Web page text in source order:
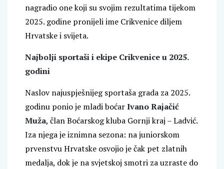
nagradio one koji su svojim rezultatima tijekom
2025. godine pronijeli ime Crikvenice diljem
Hrvatske i svijeta.
Najbolji sportaši i ekipe Crikvenice u 2025.
godini
Naslov najuspješnijeg sportaša grada za 2025.
godinu ponio je mladi boćarIvano Rajačić
Muža, član Boćarskog kluba Gornji kraj – Ladvić.
Iza njega je iznimna sezona: na juniorskom
prvenstvu Hrvatske osvojio je čak pet zlatnih
medalja, dok je na svjetskoj smotri za uzraste do